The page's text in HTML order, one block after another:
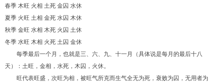
春季 木旺 火相 土死 金囚 水休
夏季 火旺 土相 金死 水囚 木休
秋季 金旺 水相 木死 火囚 土休
冬季 水旺 木相 火死 土囚 金休
每季最后一个月，也就是三、六、九、十一月（具体说是每月的最后十八
天）：土旺，金相，水死，木囚，火休。
旺代表旺盛，次旺为相，被旺气所克而生气全无为死，衰败为囚，无用者为